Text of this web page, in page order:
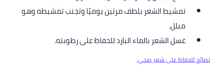
تمشيط الشعر بلطف مرتين يوميًا وتجنب تمشيطه وهو
مبلل.
غسل الشعر بالماء البارد للحفاظ على رطوبته.
نصائح للحفاظ على شعر صحي: